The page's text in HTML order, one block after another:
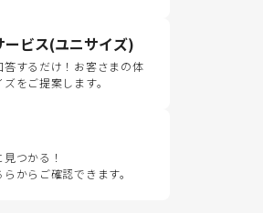
ービス(ユニサイズ)
するだけ！お客さまの体
をご提案します。
つかる！
からご確認できます。